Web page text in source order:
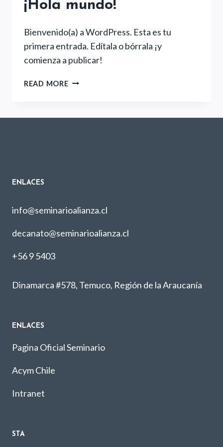
¡Hola mundo!
Bienvenido(a) a WordPress. Esta es tu
primera entrada. Edítala o bórrala ¡y
comienza a publicar!
READ MORE¡HOLA
ENLACES
info@seminarioalianza.cl
decanato@seminarioalianza.cl
+56 9 5403
Dinamarca #578, Temuco, Región de la Araucanía
ENLACES
Pagina Oficial Seminario
Acym Chile
Intranet
STA